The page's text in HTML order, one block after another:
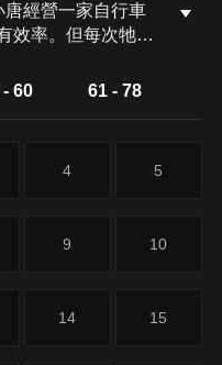
經營一家自行車
效率。但每次牠忙
修理無法正常運
60 61 - 78
4 5
9 10
14 15